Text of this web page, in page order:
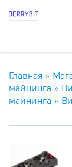
Главная »
майнинга »
майнинга »